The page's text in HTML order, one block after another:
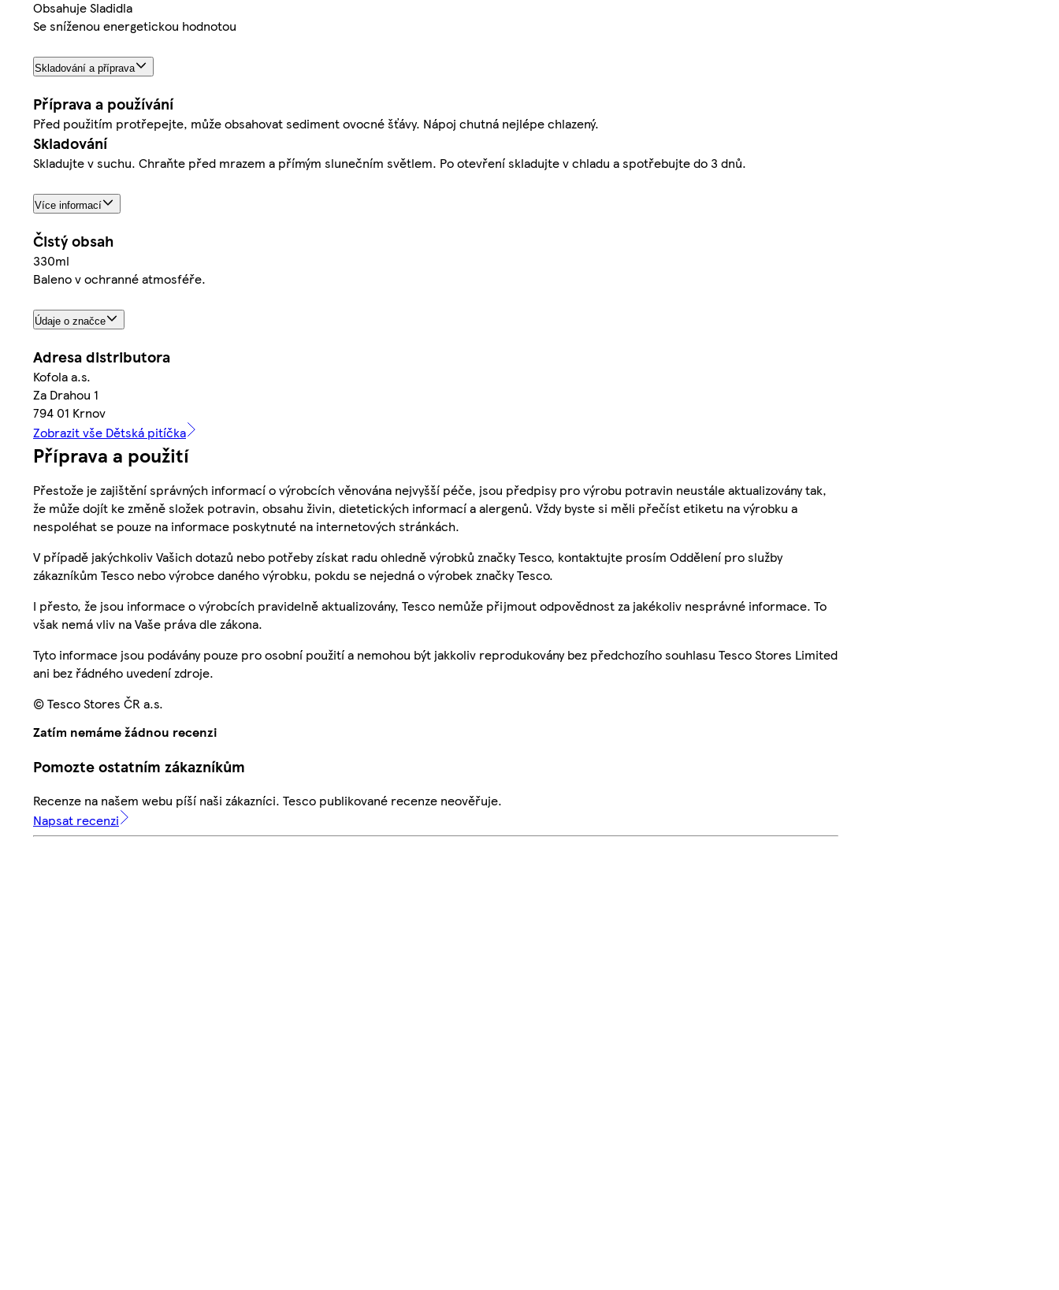
Obsahuje Sladidla
Se sníženou energetickou hodnotou
Skladování a příprava
Příprava a používání
Před použitím protřepejte, může obsahovat sediment ovocné šťávy. Nápoj chutná nejlépe chlazený.
Skladování
Skladujte v suchu. Chraňte před mrazem a přímým slunečním světlem. Po otevření skladujte v chladu a spotřebujte do 3 dnů.
Více informací
Čistý obsah
330ml
Baleno v ochranné atmosféře.
Údaje o značce
Adresa distributora
Kofola a.s.
Za Drahou 1
794 01 Krnov
Zobrazit vše Dětská pitíčka
Příprava a použití
Přestože je zajištění správných informací o výrobcích věnována nejvyšší péče, jsou předpisy pro výrobu potravin neustále aktualizovány tak,
že může dojít ke změně složek potravin, obsahu živin, dietetických informací a alergenů. Vždy byste si měli přečíst etiketu na výrobku a
nespoléhat se pouze na informace poskytnuté na internetových stránkách.
V případě jakýchkoliv Vašich dotazů nebo potřeby získat radu ohledně výrobků značky Tesco, kontaktujte prosím Oddělení pro služby
zákazníkům Tesco nebo výrobce daného výrobku, pokdu se nejedná o výrobek značky Tesco.
I přesto, že jsou informace o výrobcích pravidelně aktualizovány, Tesco nemůže přijmout odpovědnost za jakékoliv nesprávné informace. To
však nemá vliv na Vaše práva dle zákona.
Tyto informace jsou podávány pouze pro osobní použití a nemohou být jakkoliv reprodukovány bez předchozího souhlasu Tesco Stores Limited
ani bez řádného uvedení zdroje.
© Tesco Stores ČR a.s.
Zatím nemáme žádnou recenzi
Pomozte ostatním zákazníkům
Recenze na našem webu píší naši zákazníci. Tesco publikované recenze neověřuje.
Napsat recenzi